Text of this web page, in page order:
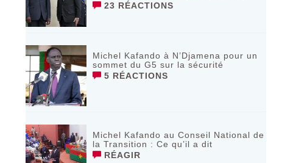
23 RÉACTIONS
Michel Kafando à N’Djamena pour un
sommet du G5 sur la sécurité
5 RÉACTIONS
Michel Kafando au Conseil National de
la Transition : Ce qu’il a dit
RÉAGIR